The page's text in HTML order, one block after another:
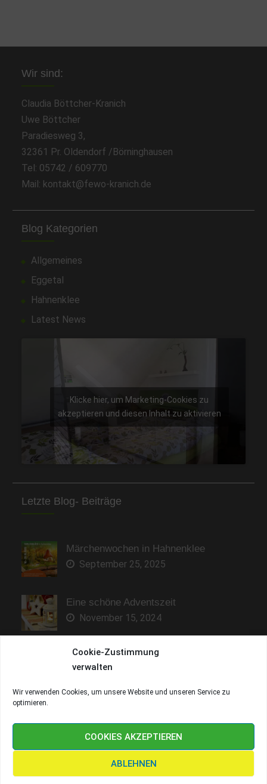
Cookie-Zustimmung
verwalten
Wir verwenden Cookies, um unsere Website und unseren Service zu
optimieren.
COOKIES AKZEPTIEREN
ABLEHNEN
Wir sind:
Claudia Böttcher-Kranich
Uwe Böttcher
Paradiesweg 3,
32361 Pr. Oldendorf /Börninghausen
Tel: 05742 / 609770
Mail: kontakt@fewo-kranich.de
Blog Kategorien
Allgemeines
Eggetal
Hahnenklee
Latest News
Klicke hier, um Marketing-Cookies zu
akzeptieren und diesen Inhalt zu aktivieren
Letzte Blog- Beiträge
Märchenwochen in Hahnenklee
September 25, 2025
Eine schöne Adventszeit
November 15, 2024
Sonne genießen und entspannen
Mai 9, 2023
reserved.
social media